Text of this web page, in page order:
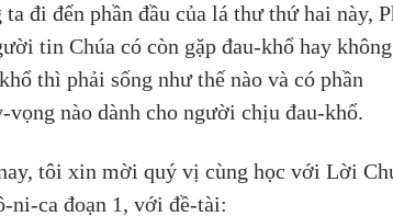
đi đến phần đầu của lá thư thứ hai này,
tin Chúa có còn gặp đau-khổ hay
thì phải sống như thế nào và có phần
nào dành cho người chịu đau-khổ.
tôi xin mời quý vị cùng học với Lời
ni-ca đoạn 1, với đề-tài: